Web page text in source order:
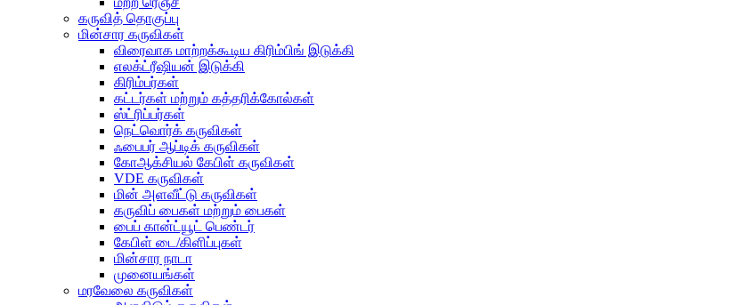
கருவித் தொகுப்பு
மின்சார கருவிகள்
விரைவாக மாற்றக்கூடிய கிரிம்பிங் இடுக்கி
எலக்ட்ரீஷியன் இடுக்கி
கிரிம்பர்கள்
கட்டர்கள் மற்றும் கத்தரிக்கோல்கள்
ஸ்ட்ரிப்பர்கள்
நெட்வொர்க் கருவிகள்
ஃபைபர் ஆப்டிக் கருவிகள்
கோஆக்சியல் கேபிள் கருவிகள்
VDE கருவிகள்
மின் அளவீட்டு கருவிகள்
கருவிப் பைகள் மற்றும் பைகள்
பைப் கான்ட்யூட் பெண்டர்
கேபிள் டை/கிளிப்புகள்
மின்சார நாடா
முனையங்கள்
மரவேலை கருவிகள்